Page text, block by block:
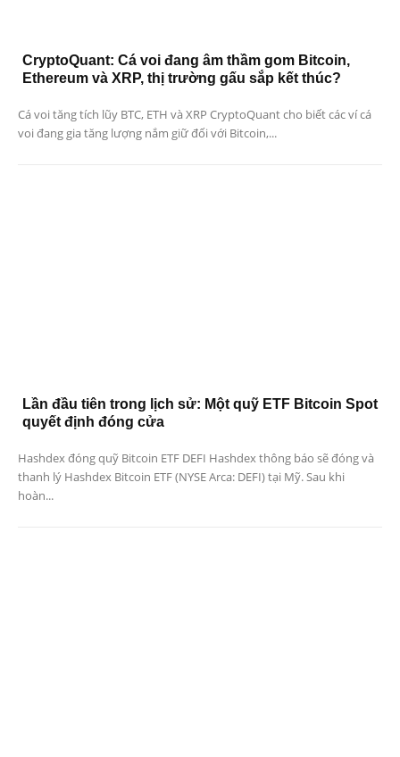
CryptoQuant: Cá voi đang âm thầm gom Bitcoin,
Ethereum và XRP, thị trường gấu sắp kết thúc?
Cá voi tăng tích lũy BTC, ETH và XRP CryptoQuant cho biết các ví cá
voi đang gia tăng lượng nắm giữ đối với Bitcoin,...
Lần đầu tiên trong lịch sử: Một quỹ ETF Bitcoin Spot
quyết định đóng cửa
Hashdex đóng quỹ Bitcoin ETF DEFI Hashdex thông báo sẽ đóng và
thanh lý Hashdex Bitcoin ETF (NYSE Arca: DEFI) tại Mỹ. Sau khi
hoàn...